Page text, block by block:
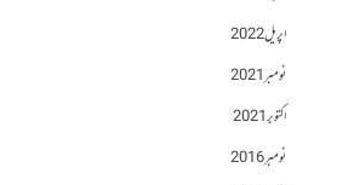
اپریل 2022
نومبر 2021
اکتوبر 2021
نومبر 2016